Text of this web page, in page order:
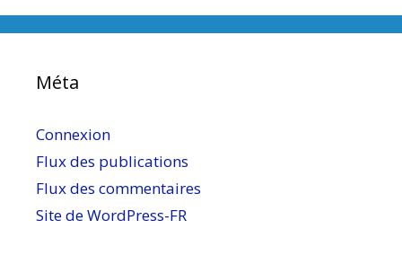
Méta
Connexion
Flux des publications
Flux des commentaires
Site de WordPress-FR